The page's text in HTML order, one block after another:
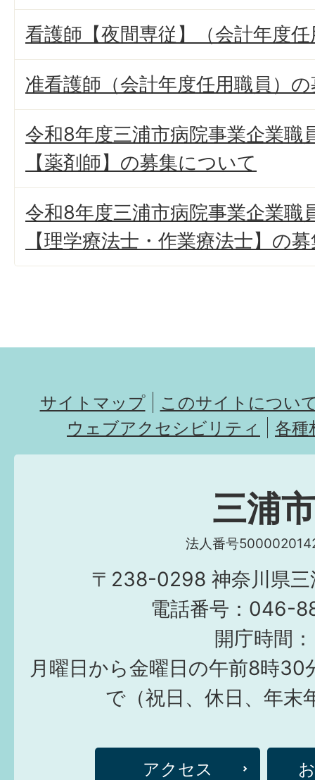
看護師【夜間専従】（会計年度
准看護師（会計年度任用職員）
令和8年度三浦市病院事業企業職
【薬剤師】の募集について
令和8年度三浦市病院事業企業職
【理学療法士・作業療法士】の
サイトマップ
このサイトについ
ウェブアクセシビリティ
各種
三浦市
法人番号
〒238-0298 神奈川県三
電話番号：046-
開庁時間：
月曜日から金曜日の午前8時30
で（祝日、休日、年末
アクセス